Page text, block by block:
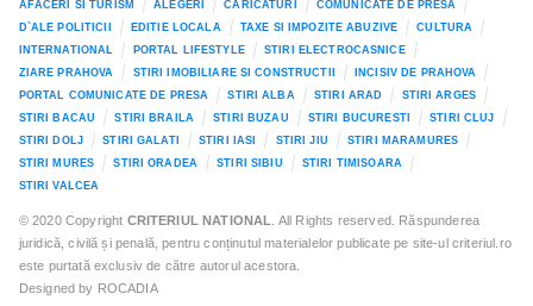
AFACERI SI TURISM ALEGERI CARICATURI
COMUNICATE DE PRESA
D`ALE POLITICII
EDITIE LOCALA TAXE SI IMPOZITE ABUZIVE
CULTURA
INTERNATIONAL
PORTAL LIFESTYLE
STIRI ELECTROCASNICE
ZIARE PRAHOVA
STIRI IMOBILIARE SI CONSTRUCTII
INCISIV DE PRAHOVA
PORTAL COMUNICATE DE PRESA
STIRI ALBA STIRI ARAD
STIRI ARGES
STIRI BACAU
STIRI BRAILA STIRI BUZAU STIRI BUCURESTI
STIRI CLUJ
STIRI DOLJ
STIRI GALATI STIRI IASI STIRI JIU
STIRI MARAMURES
STIRI MURES
STIRI ORADEA STIRI SIBIU
STIRI TIMISOARA
STIRI VALCEA
© 2020 Copyright CRITERIUL NATIONAL . All Rights reserved. Răspunderea
juridică, civilă și penală, pentru conținutul materialelor publicate pe site-ul criteriul.ro
este purtată exclusiv de către autorul acestora.
Designed by ROCADIA